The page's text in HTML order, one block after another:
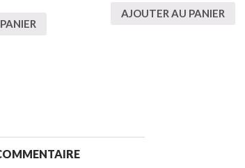
AJOUTER AU PANIER